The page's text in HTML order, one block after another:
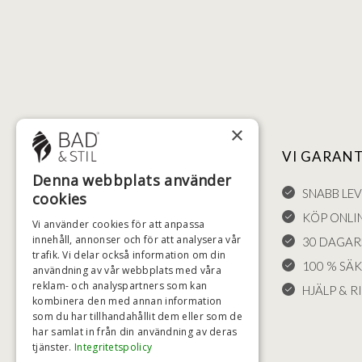
NYTTIGA LÄNKAR
FÖRSÄLJNINGSVILLKOR
LEVERANS OCH RETURER
ÅNGRÄTT
KLAGOMÅL
FRAKT
COOKIE-INSTÄLLNINGAR
VI
SNABB
KÖP
30
100 %
HJÄLP &
×
Denna webbplats använder
cookies
Vi använder cookies för att anpassa
innehåll, annonser och för att analysera vår
trafik. Vi delar också information om din
användning av vår webbplats med våra
reklam- och analyspartners som kan
kombinera den med annan information
som du har tillhandahållit dem eller som de
har samlat in från din användning av deras
tjänster. Integritetspolicy